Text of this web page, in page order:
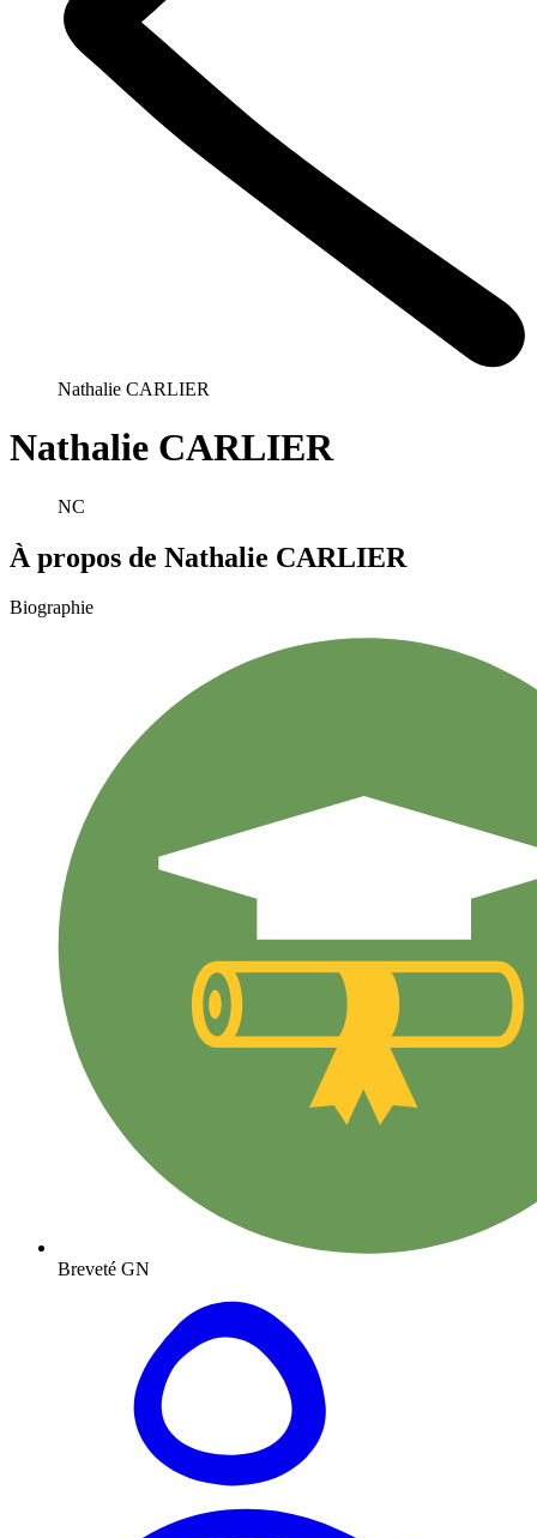
Nathalie CARLIER
Nathalie CARLIER
NC
À propos de Nathalie CARLIER
Biographie
Breveté GN